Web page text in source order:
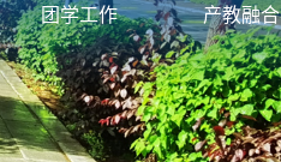
团学工作 产教融合